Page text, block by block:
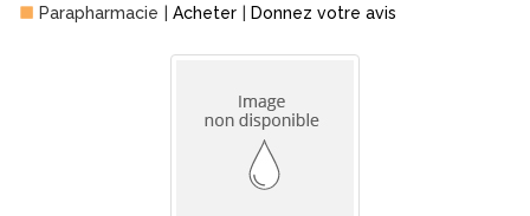
Parapharmacie Acheter Donnez votre avis